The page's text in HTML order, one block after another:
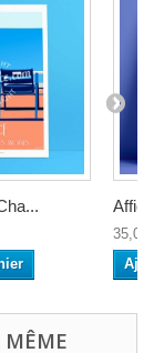
35,00
MÊME